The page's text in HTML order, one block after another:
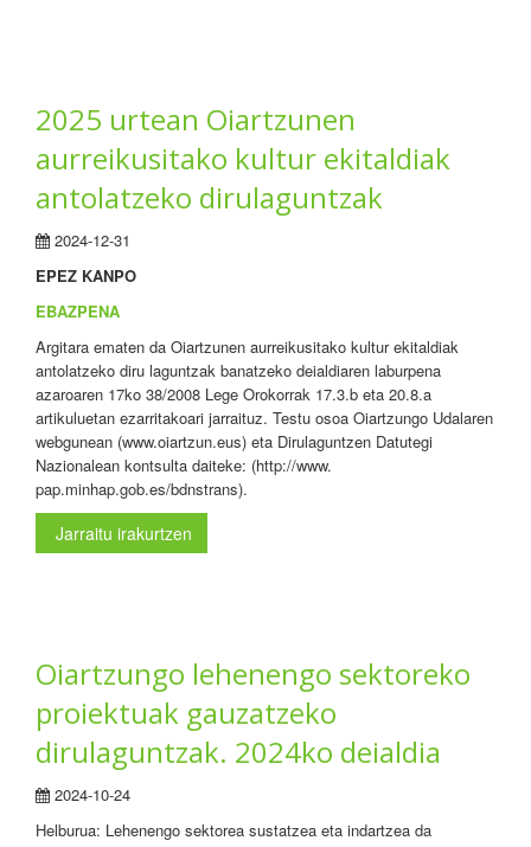
2025 urtean Oiartzunen
aurreikusitako kultur ekitaldiak
antolatzeko dirulaguntzak
2024-12-31
EPEZ KANPO
EBAZPENA
Argitara ematen da Oiartzunen aurreikusitako kultur ekitaldiak
antolatzeko diru laguntzak banatzeko deialdiaren laburpena
azaroaren 17ko 38/2008 Lege Orokorrak 17.3.b eta 20.8.a
artikuluetan ezarritakoari jarraituz. Testu osoa Oiartzungo Udalaren
webgunean (www.oiartzun.eus) eta Dirulaguntzen Datutegi
Nazionalean kontsulta daiteke: (http://www.
pap.minhap.gob.es/bdnstrans).
Jarraitu irakurtzen
Oiartzungo lehenengo sektoreko
proiektuak gauzatzeko
dirulaguntzak. 2024ko deialdia
2024-10-24
Helburua: Lehenengo sektorea sustatzea eta indartzea da